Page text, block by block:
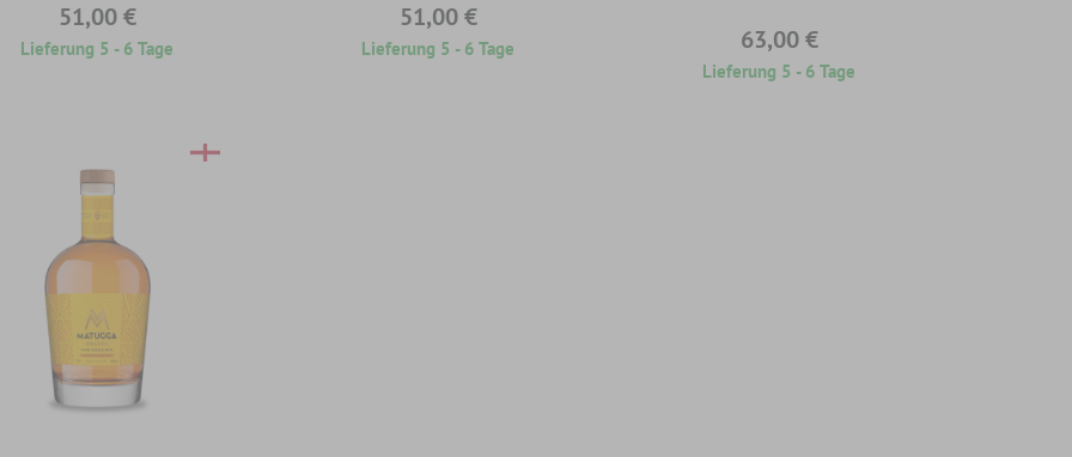
51,00 €
Lieferung 5 - 6 Tage
51,00 €
Lieferung 5 - 6 Tage 63,00 €
Lieferung 5 - 6 Tage